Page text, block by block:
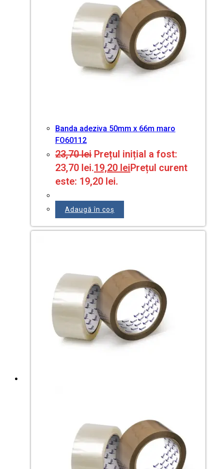
Banda adeziva 50mm x 66m maro
FO60112
23,70lei Prețul inițial a fost:
23,70 lei.19,20 leiPrețul curent
este: 19,20 lei.
Adaugă în coș